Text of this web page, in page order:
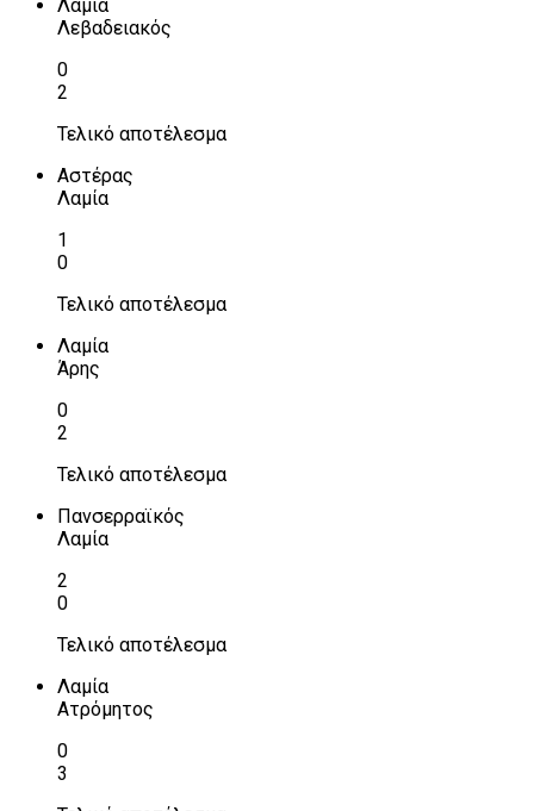
Λαμία
Λεβαδειακός
0
2
Τελικό αποτέλεσμα
Αστέρας
Λαμία
1
0
Τελικό αποτέλεσμα
Λαμία
Άρης
0
2
Τελικό αποτέλεσμα
Πανσερραϊκός
Λαμία
2
0
Τελικό αποτέλεσμα
Λαμία
Ατρόμητος
0
3